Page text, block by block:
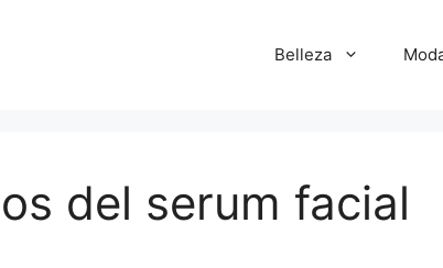
Belleza
del serum facial